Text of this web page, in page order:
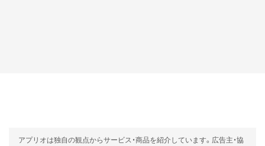
アプリオは独自の観点からサービス・商品を紹介しています。広告主・協